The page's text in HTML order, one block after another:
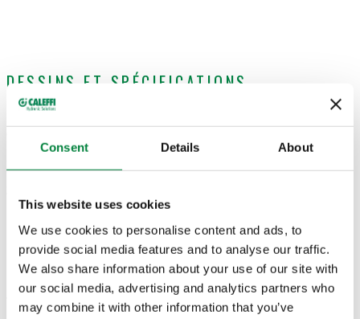
Consent Details About
This website uses cookies
We use cookies to personalise content and ads, to
provide social media features and to analyse our traffic.
We also share information about your use of our site with
our social media, advertising and analytics partners who
may combine it with other information that you’ve
DESSINS ET SPÉCIFICATIONS
Modèles 3D
Texte de présentation Afficher Copier